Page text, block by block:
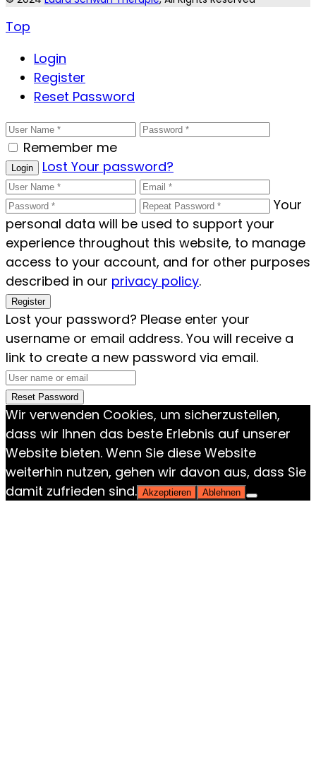
Top
Login
Register
Reset Password
Remember me
Login Lost Your password?
Your
personal data will be used to support your
experience throughout this website, to manage
access to your account, and for other purposes
described in our privacy policy.
Register
Lost your password? Please enter your
username or email address. You will receive a
link to create a new password via email.
Reset Password
Wir verwenden Cookies, um sicherzustellen,
dass wir Ihnen das beste Erlebnis auf unserer
Website bieten. Wenn Sie diese Website
weiterhin nutzen, gehen wir davon aus, dass Sie
damit zufrieden sind. Akzeptieren Ablehnen